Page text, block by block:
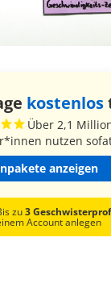
kostenlos
Über 2,1
nutzen
anzeigen
zu3
Account anlegen